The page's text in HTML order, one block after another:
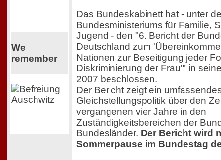
We
remember
Das Bundeskabinett hat - unter
Bundesministeriums für Familie,
Jugend - den "6. Bericht der
Deutschland zum
Nationen zur Beseitigung jeder
Diskriminierung der Frau'" in
2007 beschlossen.
Der Bericht zeigt ein
Gleichstellungspolitik über den
vergangenen vier Jahre in den
Zuständigkeitsbereichen der
Bundesländer. Der Bericht wird
Sommerpause im Bundestag